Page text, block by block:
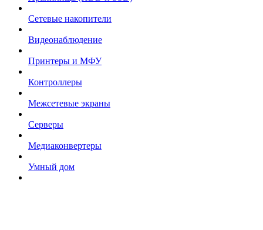
Сетевые накопители
Видеонаблюдение
Принтеры и МФУ
Контроллеры
Межсетевые экраны
Серверы
Медиаконвертеры
Умный дом